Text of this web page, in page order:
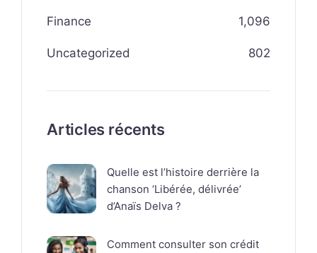
Finance 1,096
Uncategorized 802
Articles récents
Quelle est l’histoire derrière la
chanson ‘Libérée, délivrée’
d’Anaïs Delva ?
Comment consulter son crédit